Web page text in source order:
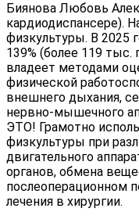
Биянова Любовь
кардиодиспансере).
физкультуры. В 2025
139% (более 119 тыс.
владеет методами
физической
внешнего дыхания,
нервно-мышечного
ЭТО! Грамотно
физкультуры при
двигательного
органов, обмена
послеоперационном
лечения в хирургии.